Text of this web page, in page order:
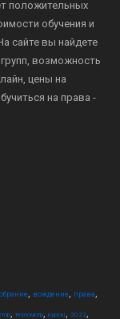
положительных
обучения и
сайте вы найдете
возможность
цены на
на права -
вождение права
техосмотр курсы 2022